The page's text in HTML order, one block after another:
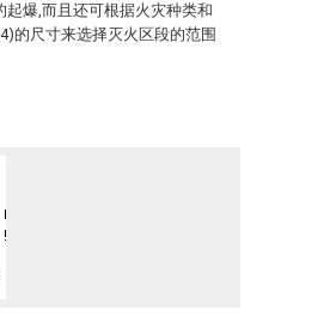
起爆,而且还可根据火灾种类和
的尺寸来选择灭火区段的范围